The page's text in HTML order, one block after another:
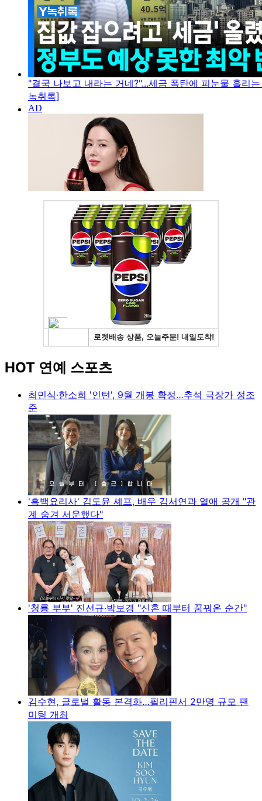
"결국 나보고 내라는 거네?"...세금 폭탄에 피눈물 흘리
녹취록]
HOT 연예 스포츠
최민식·한소희 '인턴', 9월 개봉 확정…추석 극장가 정조
준
'흑백요리사' 김도윤 셰프, 배우 김서연과 열애 공개 "관
계 숨겨 서운했다"
'청룡 부부' 진선규·박보경 "신혼 때부터 꿈꿔온 순간"
김수현, 글로벌 활동 본격화…필리핀서 2만명 규모 팬
미팅 개최